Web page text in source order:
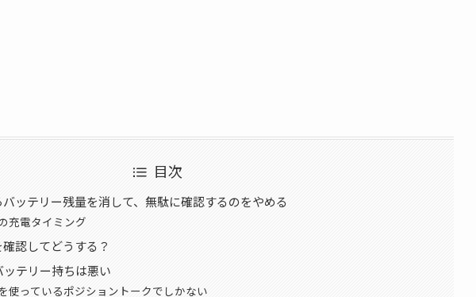
目次
ッテリー残量を消して、無駄に確認するのをやめる
充電タイミング
認してどうする？
テリー持ちは悪い
使っているポジショントークでしかない